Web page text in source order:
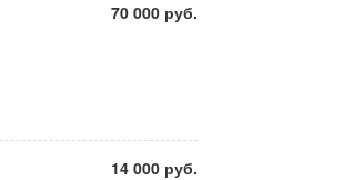
70 000 руб.
14 000 руб.